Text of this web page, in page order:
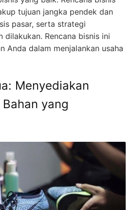
tujuan jangka pendek dan
pasar, serta strategi
dilakukan. Rencana bisnis ini
Anda dalam menjalankan usaha
Menyediakan
yang